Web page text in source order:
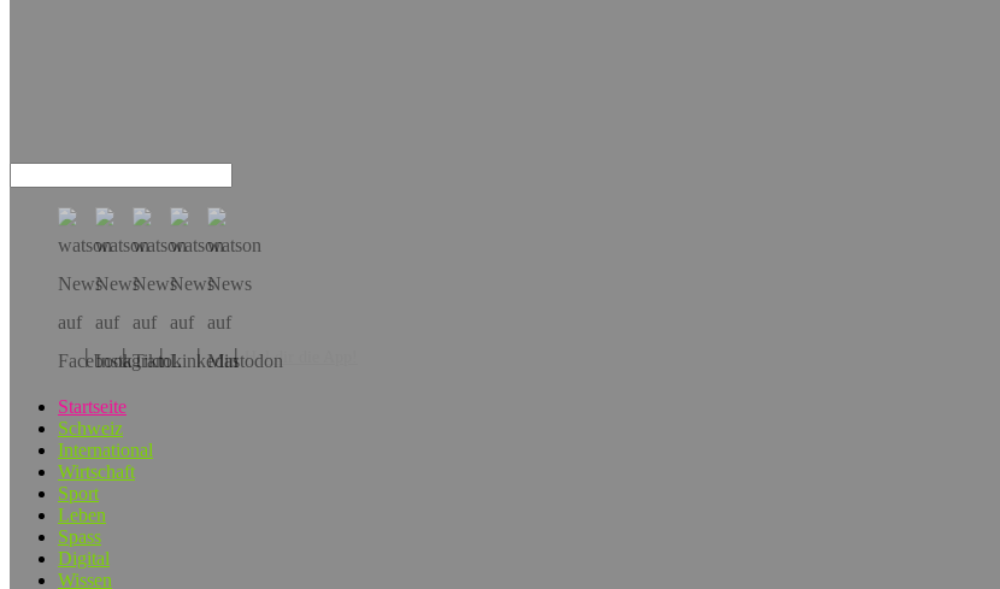
Hol dir die App!
Startseite
Schweiz
International
Wirtschaft
Sport
Leben
Spass
Digital
Wissen